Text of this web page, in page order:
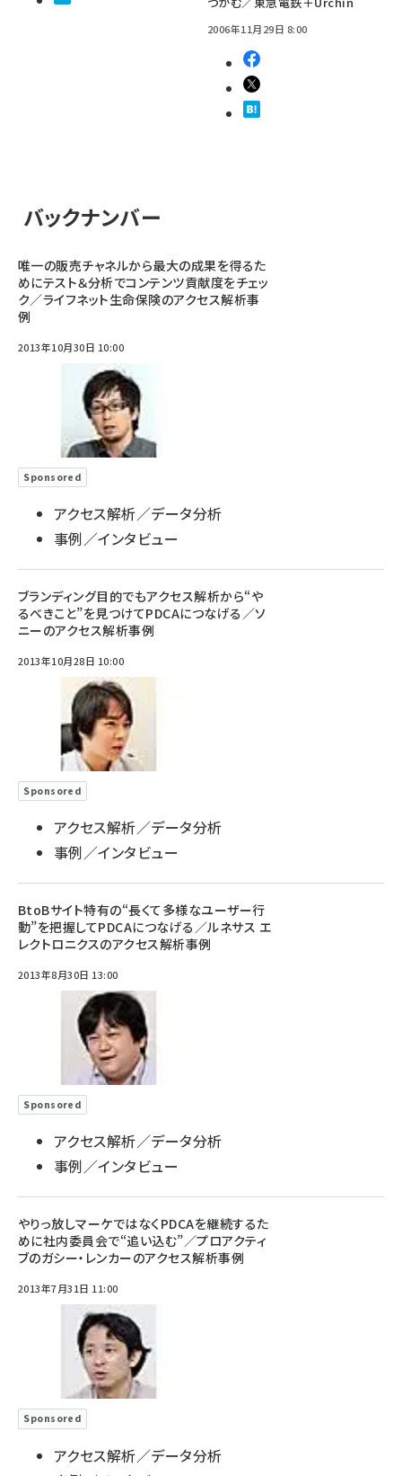
2006年11月29日 8:00
バックナンバー
唯一の販売チャネルから最大の成果を得るた
めにテスト＆分析でコンテンツ貢献度をチェッ
ク／ライフネット生命保険のアクセス解析事
例
2013年10月30日 10:00
Sponsored
アクセス解析／データ分析
事例／インタビュー
ブランディング目的でもアクセス解析から“や
るべきこと”を見つけてPDCAにつなげる／ソ
ニーのアクセス解析事例
2013年10月28日 10:00
Sponsored
アクセス解析／データ分析
事例／インタビュー
BtoBサイト特有の“長くて多様なユーザー行
動”を把握してPDCAにつなげる／ルネサス エ
レクトロニクスのアクセス解析事例
2013年8月30日 13:00
Sponsored
アクセス解析／データ分析
事例／インタビュー
やりっ放しマーケではなくPDCAを継続するた
めに社内委員会で“追い込む”／プロアクティ
ブのガシー・レンカーのアクセス解析事例
2013年7月31日 11:00
Sponsored
アクセス解析／データ分析